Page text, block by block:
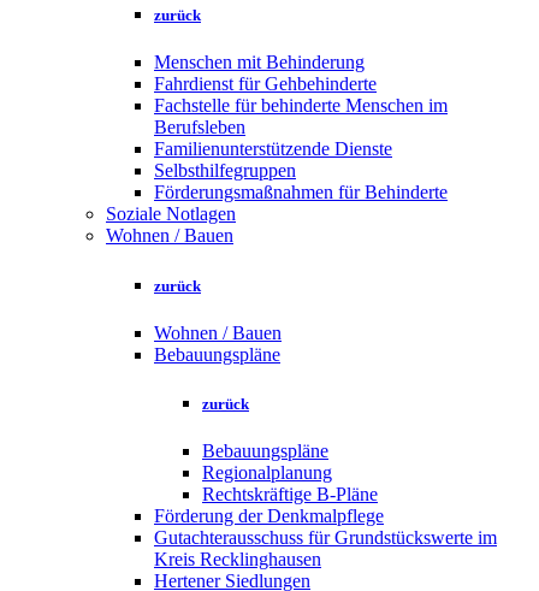
zurück
Menschen mit Behinderung
Fahrdienst für Gehbehinderte
Fachstelle für behinderte Menschen im
Berufsleben
Familienunterstützende Dienste
Selbsthilfegruppen
Förderungsmaßnahmen für Behinderte
Soziale Notlagen
Wohnen / Bauen
zurück
Wohnen / Bauen
Bebauungspläne
zurück
Bebauungspläne
Regionalplanung
Rechtskräftige B-Pläne
Förderung der Denkmalpflege
Gutachterausschuss für Grundstückswerte im
Kreis Recklinghausen
Hertener Siedlungen